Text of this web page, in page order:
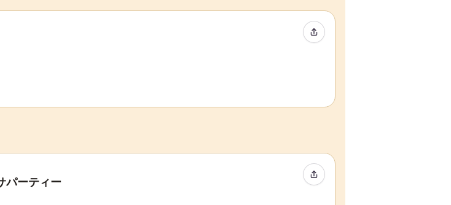
イベントをシェア
パーティー イベントをシェア